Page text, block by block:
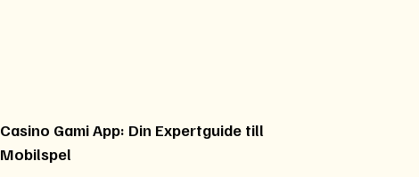
Casino Gami App: Din Expertguide till
Mobilspel